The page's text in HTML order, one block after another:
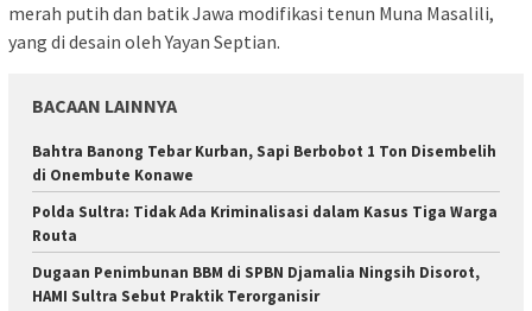
merah putih dan batik Jawa modifikasi tenun Muna Masalili,
yang di desain oleh Yayan Septian.
BACAAN LAINNYA
Bahtra Banong Tebar Kurban, Sapi Berbobot 1 Ton Disembelih
di Onembute Konawe
Polda Sultra: Tidak Ada Kriminalisasi dalam Kasus Tiga Warga
Routa
Dugaan Penimbunan BBM di SPBN Djamalia Ningsih Disorot,
HAMI Sultra Sebut Praktik Terorganisir